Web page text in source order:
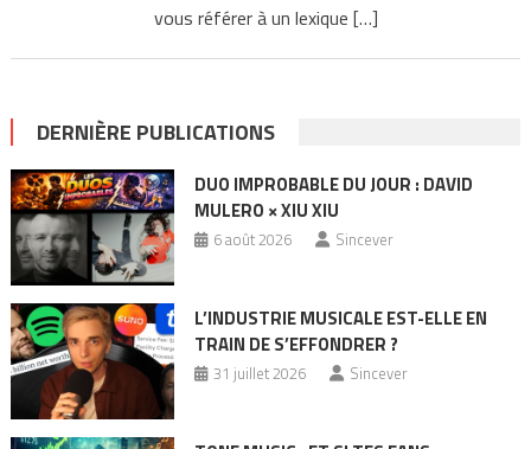
vous référer à un lexique […]
DERNIÈRE PUBLICATIONS
DUO IMPROBABLE DU JOUR : DAVID
MULERO × XIU XIU
6 août 2026 Sincever
L’INDUSTRIE MUSICALE EST-ELLE EN
TRAIN DE S’EFFONDRER ?
31 juillet 2026 Sincever